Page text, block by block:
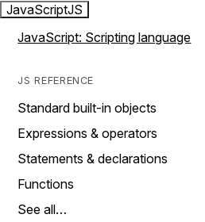
JavaScriptJS
JavaScript: Scripting language
JS REFERENCE
Standard built-in objects
Expressions & operators
Statements & declarations
Functions
See all…